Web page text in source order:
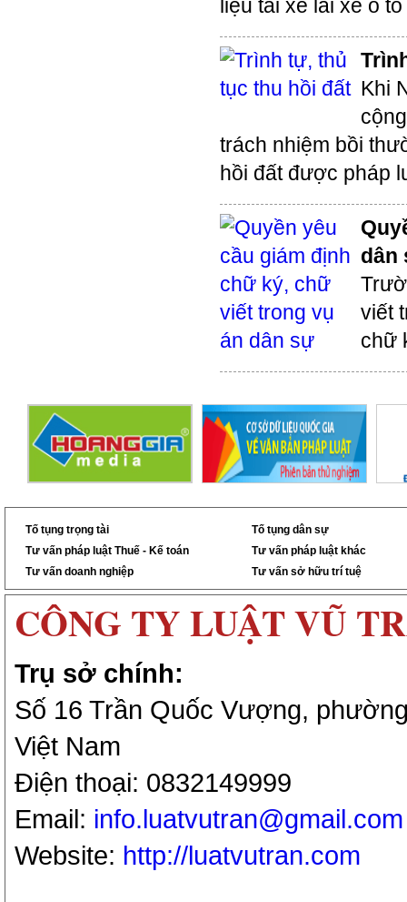
liệu tài xế lái xe ô
Khi
trách nhiệm bồi
hồi đất được pháp
dân
viết
chữ
Tố tụng trọng tài
Tố tụng dân sự
Tư vấn pháp luật Thuế - Kế toán
Tư vấn pháp luật khác
Tư vấn doanh nghiệp
Tư vấn sở hữu trí tuệ
CÔNG TY LUẬT VŨ
Trụ sở chính:
Số 16 Trần Quốc Vượng,
Việt Nam
Điện thoại: 0832149999
Email: info.luatvutran@gmail.com
Website: http://luatvutran.com